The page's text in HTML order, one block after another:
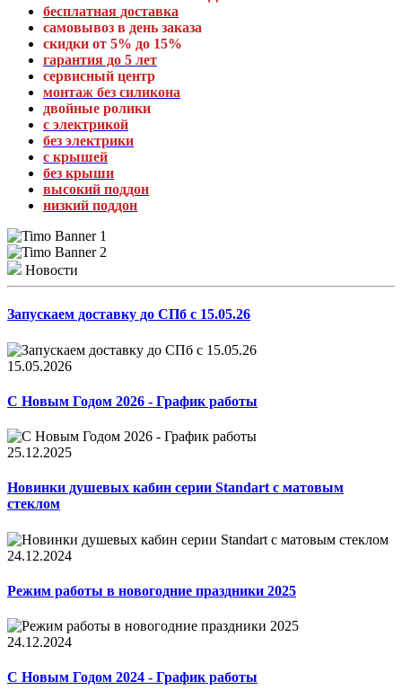
бесплатная доставка
самовывоз в день заказа
скидки от 5% до 15%
гарантия до 5 лет
сервисный центр
монтаж без силикона
двойные ролики
с электрикой
без электрики
с крышей
без крыши
высокий поддон
низкий поддон
Новости
Запускаем доставку до СПб с 15.05.26
15.05.2026
С Новым Годом 2026 - График работы
25.12.2025
Новинки душевых кабин серии Standart с матовым
стеклом
24.12.2024
Режим работы в новогодние праздники 2025
24.12.2024
С Новым Годом 2024 - График работы